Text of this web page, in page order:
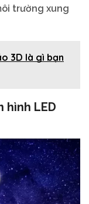
trường xung
3D là gì bạn
hình LED